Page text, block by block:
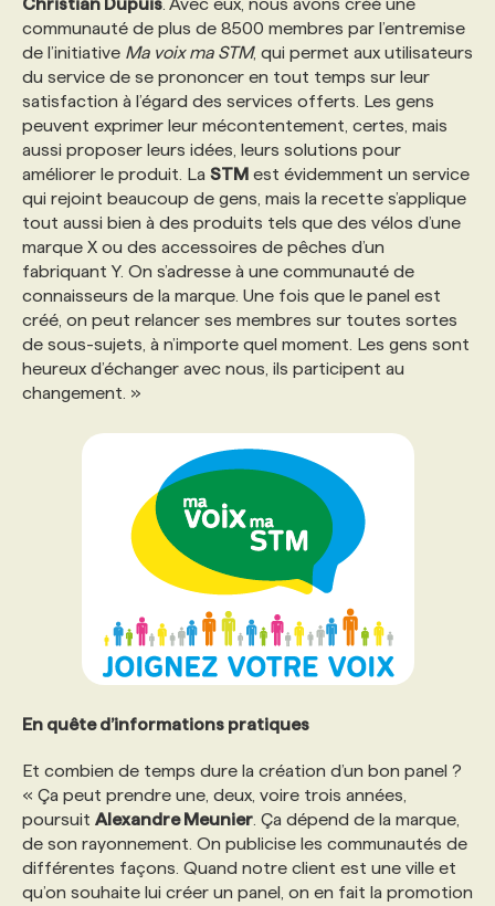
Christian Dupuis . Avec eux, nous avons créé une
communauté de plus de 8500 membres par l’entremise
de l’initiative Ma voix ma STM, qui permet aux utilisateurs
du service de se prononcer en tout temps sur leur
satisfaction à l’égard des services offerts. Les gens
peuvent exprimer leur mécontentement, certes, mais
aussi proposer leurs idées, leurs solutions pour
améliorer le produit. La STM est évidemment un service
qui rejoint beaucoup de gens, mais la recette s’applique
tout aussi bien à des produits tels que des vélos d’une
marque X ou des accessoires de pêches d’un
fabriquant Y. On s’adresse à une communauté de
connaisseurs de la marque. Une fois que le panel est
créé, on peut relancer ses membres sur toutes sortes
de sous-sujets, à n’importe quel moment. Les gens sont
heureux d’échanger avec nous, ils participent au
changement. »
En quête d’informations pratiques
Et combien de temps dure la création d’un bon panel ?
« Ça peut prendre une, deux, voire trois années,
poursuit Alexandre Meunier . Ça dépend de la marque,
de son rayonnement. On publicise les communautés de
différentes façons. Quand notre client est une ville et
qu’on souhaite lui créer un panel, on en fait la promotion